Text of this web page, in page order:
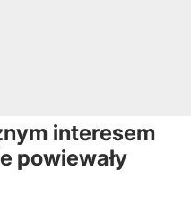
interesem
powiewały